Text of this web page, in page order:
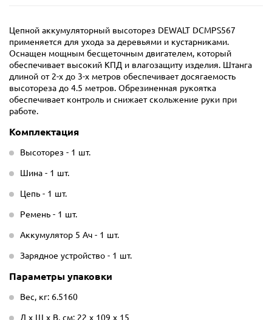
Цепной аккумуляторный высоторез DEWALT DCMPS567
применяется для ухода за деревьями и кустарниками.
Оснащен мощным бесщеточным двигателем, который
обеспечивает высокий КПД и влагозащиту изделия. Штанга
длиной от 2-х до 3-х метров обеспечивает досягаемость
высотореза до 4.5 метров. Обрезиненная рукоятка
обеспечивает контроль и снижает скольжение руки при
работе.
Комплектация
Высоторез - 1 шт.
Шина - 1 шт.
Цепь - 1 шт.
Ремень - 1 шт.
Аккумулятор 5 Ач - 1 шт.
Зарядное устройство - 1 шт.
Параметры упаковки
Вес, кг: 6.5160
Д х Ш х В, см: 22 х 109 х 15